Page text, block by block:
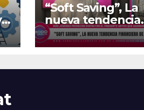
“Soft Saving”, La
nueva tendencia
financiera de la
generación Z